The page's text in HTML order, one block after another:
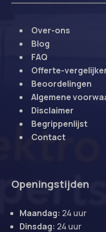
Over-ons
Blog
FAQ
Offerte-
Beoordelingen
Algemene
Disclaimer
Begrippenlijst
Contact
Openingstijden
Maandag: 24 uur
Dinsdag: 24 uur